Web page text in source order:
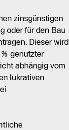
zinsgünstigen
oder für den Bau
Dieser wird
genutzter
abhängig vom
lukrativen